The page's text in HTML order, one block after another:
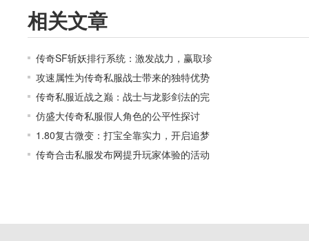
相关文章
传奇SF斩妖排行系统：激发战力，赢取珍
攻速属性为传奇私服战士带来的独特优势
传奇私服近战之巅：战士与龙影剑法的完
仿盛大传奇私服假人角色的公平性探讨
1.80复古微变：打宝全靠实力，开启追梦
传奇合击私服发布网提升玩家体验的活动